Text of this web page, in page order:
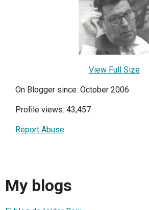
View Full Size
On Blogger since: October 2006
Profile views: 43,457
Report Abuse
My blogs